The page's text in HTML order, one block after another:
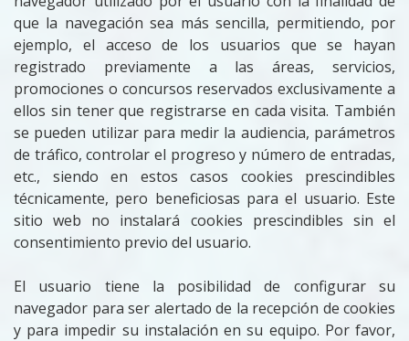
que la navegación sea más sencilla, permitiendo, por
ejemplo, el acceso de los usuarios que se hayan
registrado previamente a las áreas, servicios,
promociones o concursos reservados exclusivamente a
ellos sin tener que registrarse en cada visita. También
se pueden utilizar para medir la audiencia, parámetros
de tráfico, controlar el progreso y número de entradas,
etc., siendo en estos casos cookies prescindibles
técnicamente, pero beneficiosas para el usuario. Este
sitio web no instalará cookies prescindibles sin el
consentimiento previo del usuario.
El usuario tiene la posibilidad de configurar su
navegador para ser alertado de la recepción de cookies
y para impedir su instalación en su equipo. Por favor,